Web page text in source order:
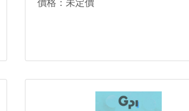
價格：未定價